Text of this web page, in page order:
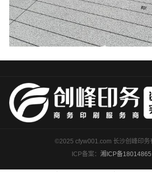
©2025 cfyw001.com 长沙创峰印务
ICP备案： 湘ICP备18014865